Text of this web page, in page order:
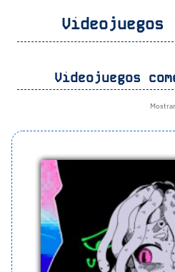
Videojuegos
Videojuegos